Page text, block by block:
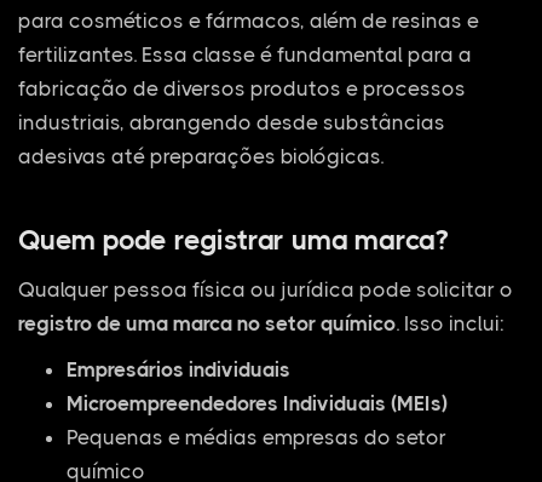
para cosméticos e fármacos, além de resinas e
fertilizantes. Essa classe é fundamental para a
fabricação de diversos produtos e processos
industriais, abrangendo desde substâncias
adesivas até preparações biológicas.
Quem pode registrar uma marca?
Qualquer pessoa física ou jurídica pode solicitar o
registro de uma marca no setor químico. Isso inclui:
Empresários individuais
Microempreendedores Individuais (MEIs)
Pequenas e médias empresas do setor
químico